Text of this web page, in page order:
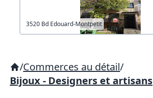
3520 Bd Edouard-Montpetit
/Commerces au détail/
Bijoux - Designers et artisans